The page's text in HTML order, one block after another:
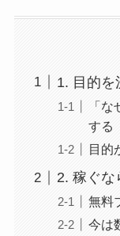
1. 目的を
「
する
目的
2. 稼ぐな
無料
今は